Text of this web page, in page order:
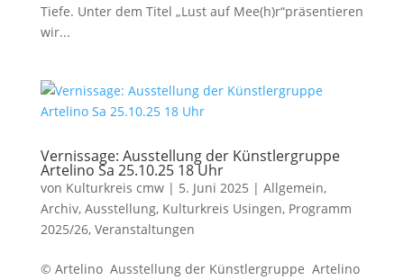
Tiefe. Unter dem Titel „Lust auf Mee(h)r“präsentieren
wir...
Vernissage: Ausstellung der Künstlergruppe
Artelino Sa 25.10.25 18 Uhr
von Kulturkreis cmw| 5. Juni 2025 | Allgemein,
Archiv, Ausstellung, Kulturkreis Usingen, Programm
2025/26, Veranstaltungen
© Artelino Ausstellung der Künstlergruppe Artelino